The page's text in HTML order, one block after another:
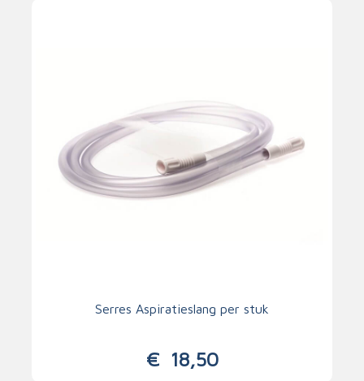
Serres Aspiratieslang per stuk
€18,50